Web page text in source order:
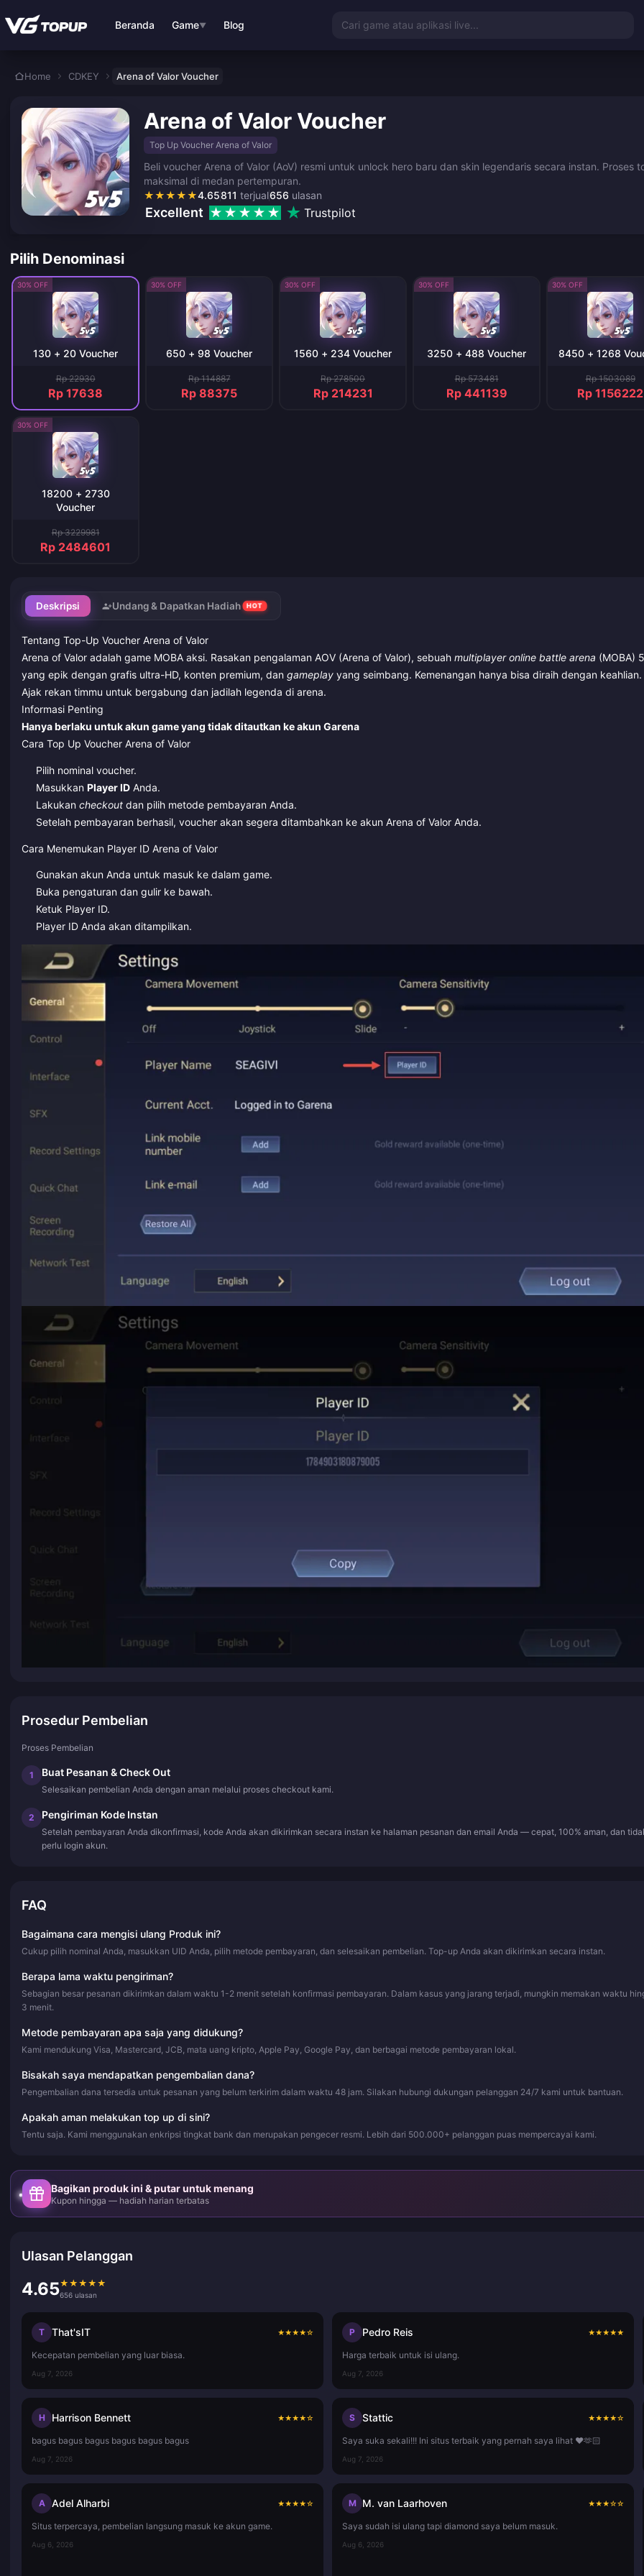
Beranda Game▼ Blog Cari game atau aplikasi live...
Home CDKEY Arena of Valor Voucher
Arena of Valor Voucher
Top Up Voucher Arena of Valor
Beli voucher Arena of Valor (AoV) resmi untuk unlock hero baru dan skin legendaris secara instan.
maksimal di medan pertempuran.
★★★★★4.65 656 ulasan
811 terjual
Excellent Trustpilot
Pilih Denominasi
30% OFF
130 + 20 Voucher
Rp 22930
Rp 17638
30% OFF
650 + 98 Voucher
Rp 114887
Rp 88375
30% OFF
1560 + 234 Voucher
Rp 278500
Rp 214231
30% OFF
3250 + 488 Voucher
Rp 573481
Rp 441139
30% OFF
8450 + 1268
Rp 1503089
Rp 1156222
30% OFF
18200 + 2730
Voucher
Rp 3229981
Rp 2484601
Deskripsi Undang & Dapatkan Hadiah HOT
Tentang Top-Up Voucher Arena of Valor
Arena of Valor adalah game MOBA aksi. Rasakan pengalaman AOV (Arena of Valor), sebuah multiplayer online battle arena (MOBA)
yang epik dengan grafis ultra-HD, konten premium, dan gameplay yang seimbang. Kemenangan hanya bisa diraih dengan keahlian.
Ajak rekan timmu untuk bergabung dan jadilah legenda di arena.
Informasi Penting
Hanya berlaku untuk akun game yang tidak ditautkan ke akun Garena
Cara Top Up Voucher Arena of Valor
Pilih nominal voucher.
Masukkan Player IDAnda.
Lakukan checkoutdan pilih metode pembayaran Anda.
Setelah pembayaran berhasil, voucher akan segera ditambahkan ke akun Arena of Valor Anda.
Cara Menemukan Player ID Arena of Valor
Gunakan akun Anda untuk masuk ke dalam game.
Buka pengaturan dan gulir ke bawah.
Ketuk Player ID.
Player ID Anda akan ditampilkan.
Prosedur Pembelian
Proses Pembelian
1 Buat Pesanan & Check Out
Selesaikan pembelian Anda dengan aman melalui proses checkout kami.
2 Pengiriman Kode Instan
Setelah pembayaran Anda dikonfirmasi, kode Anda akan dikirimkan secara instan ke halaman pesanan dan email Anda — cepat, 100% aman, dan
perlu login akun.
FAQ
Bagaimana cara mengisi ulang Produk ini?
Cukup pilih nominal Anda, masukkan UID Anda, pilih metode pembayaran, dan selesaikan pembelian. Top-up Anda akan dikirimkan secara instan.
Berapa lama waktu pengiriman?
Sebagian besar pesanan dikirimkan dalam waktu 1-2 menit setelah konfirmasi pembayaran. Dalam kasus yang jarang terjadi, mungkin memakan waktu
3 menit.
Metode pembayaran apa saja yang didukung?
Kami mendukung Visa, Mastercard, JCB, mata uang kripto, Apple Pay, Google Pay, dan berbagai metode pembayaran lokal.
Bisakah saya mendapatkan pengembalian dana?
Pengembalian dana tersedia untuk pesanan yang belum terkirim dalam waktu 48 jam. Silakan hubungi dukungan pelanggan 24/7 kami untuk bantuan.
Apakah aman melakukan top up di sini?
Tentu saja. Kami menggunakan enkripsi tingkat bank dan merupakan pengecer resmi. Lebih dari 500.000+ pelanggan puas mempercayai kami.
Bagikan produk ini & putar untuk menang
Kupon hingga — hadiah harian terbatas
Ulasan Pelanggan
4.65★ ★ ★ ★ ★
656 ulasan
T That'sIT ★★★★☆
Kecepatan pembelian yang luar biasa.
Aug 7, 2026
P Pedro Reis ★★★★★
Harga terbaik untuk isi ulang.
Aug 7, 2026
H Harrison Bennett ★★★★☆
bagus bagus bagus bagus bagus bagus
Aug 7, 2026
S Stattic ★★★★☆
Saya suka sekali!!! Ini situs terbaik yang pernah saya lihat ❤️🫶🏻
Aug 7, 2026
A Adel Alharbi ★★★★☆
Situs terpercaya, pembelian langsung masuk ke akun game.
Aug 6, 2026
M M. van Laarhoven ★★★☆☆
Saya sudah isi ulang tapi diamond saya belum masuk.
Aug 6, 2026